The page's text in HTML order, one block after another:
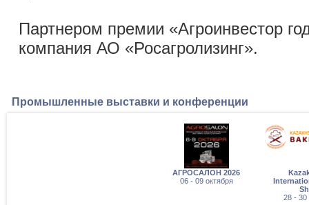
Партнером премии «Агроинвестор
компания АО «Росагролизинг».
Промышленные выставки и конференции
АГРОСАЛОН 2026
06 - 09 октября
28 - 30